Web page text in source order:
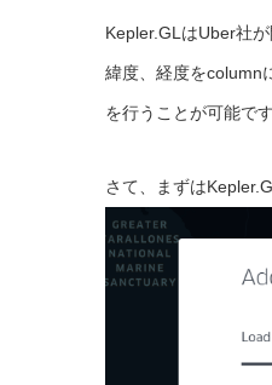
Kepler.GLはUber社
緯度、経度をcolumn
を行うことが可能です
さて、まずは